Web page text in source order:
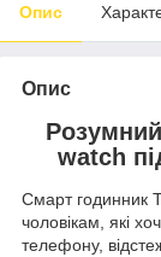
Опис
Опис
watch
Смарт годинник
чоловікам, які
телефону,